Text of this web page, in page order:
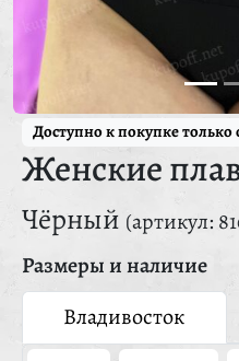
Доступно к покупке
Женские
Чёрный (артикул:
Размеры и наличие
Владивосток